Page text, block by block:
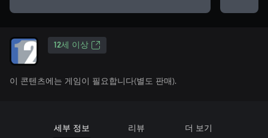
12세 이상
이 콘텐츠에는 게임이 필요합니다(별도 판매).
세부 정보 리뷰 더 보기